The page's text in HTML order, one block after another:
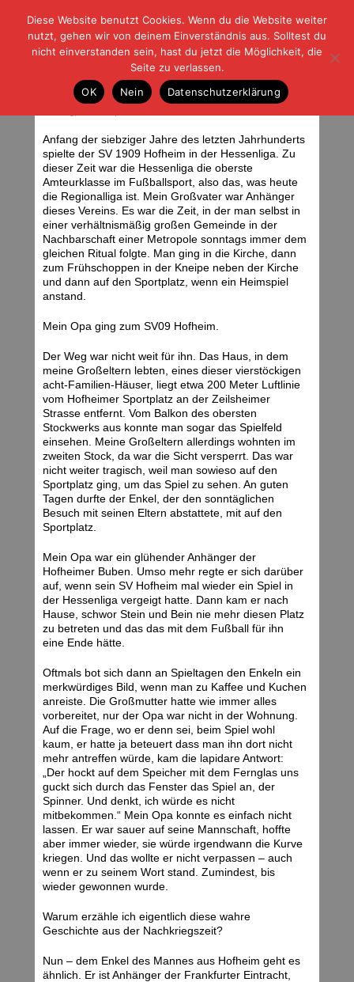
| | |BLOG-GFußball und der Rest
HOME|REGELN|IMPRESSUM |DATENSCHUTZ
Das schleichende Ende einer
Partnerschaft
Anfang der siebziger Jahre des letzten Jahrhunderts
spielte der SV 1909 Hofheim in der Hessenliga. Zu
dieser Zeit war die Hessenliga die oberste
Amteurklasse im Fußballsport, also das, was heute
die Regionalliga ist. Mein Großvater war Anhänger
dieses Vereins. Es war die Zeit, in der man selbst in
einer verhältnismäßig großen Gemeinde in der
Nachbarschaft einer Metropole sonntags immer dem
gleichen Ritual folgte. Man ging in die Kirche, dann
zum Frühschoppen in der Kneipe neben der Kirche
und dann auf den Sportplatz, wenn ein Heimspiel
anstand.
Mein Opa ging zum SV09 Hofheim.
Der Weg war nicht weit für ihn. Das Haus, in dem
meine Großeltern lebten, eines dieser vierstöckigen
acht-Familien-Häuser, liegt etwa 200 Meter Luftlinie
vom Hofheimer Sportplatz an der Zeilsheimer
Strasse entfernt. Vom Balkon des obersten
Stockwerks aus konnte man sogar das Spielfeld
einsehen. Meine Großeltern allerdings wohnten im
zweiten Stock, da war die Sicht versperrt. Das war
nicht weiter tragisch, weil man sowieso auf den
Sportplatz ging, um das Spiel zu sehen. An guten
Tagen durfte der Enkel, der den sonntäglichen
Besuch mit seinen Eltern abstattete, mit auf den
Sportplatz.
Mein Opa war ein glühender Anhänger der
Hofheimer Buben. Umso mehr regte er sich darüber
auf, wenn sein SV Hofheim mal wieder ein Spiel in
der Hessenliga vergeigt hatte. Dann kam er nach
Hause, schwor Stein und Bein nie mehr diesen Platz
zu betreten und das das mit dem Fußball für ihn
eine Ende hätte.
Oftmals bot sich dann an Spieltagen den Enkeln ein
merkwürdiges Bild, wenn man zu Kaffee und Kuchen
anreiste. Die Großmutter hatte wie immer alles
vorbereitet, nur der Opa war nicht in der Wohnung.
Auf die Frage, wo er denn sei, beim Spiel wohl
kaum, er hatte ja beteuert dass man ihn dort nicht
mehr antreffen würde, kam die lapidare Antwort:
„Der hockt auf dem Speicher mit dem Fernglas uns
guckt sich durch das Fenster das Spiel an, der
Spinner. Und denkt, ich würde es nicht
mitbekommen.“ Mein Opa konnte es einfach nicht
lassen. Er war sauer auf seine Mannschaft, hoffte
aber immer wieder, sie würde irgendwann die Kurve
kriegen. Und das wollte er nicht verpassen – auch
wenn er zu seinem Wort stand. Zumindest, bis
wieder gewonnen wurde.
Warum erzähle ich eigentlich diese wahre
Geschichte aus der Nachkriegszeit?
Nun – dem Enkel des Mannes aus Hofheim geht es
ähnlich. Er ist Anhänger der Frankfurter Eintracht,
Diese Website benutzt Cookies. Wenn du die Website weiter
nutzt, gehen wir von deinem Einverständnis aus. Solltest du
nicht einverstanden sein, hast du jetzt die Möglichkeit, die
Seite zu verlassen.
OK
Nein Datenschutzerklärung